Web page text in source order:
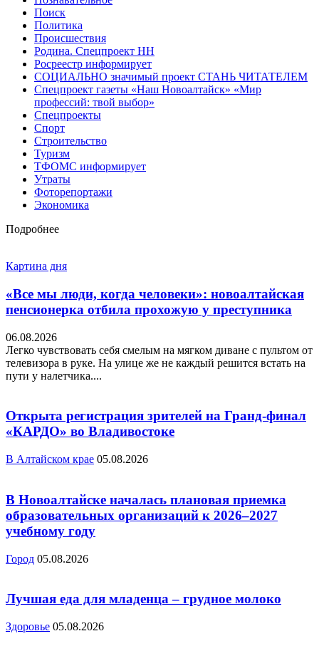
Поиск
Политика
Происшествия
Родина. Спецпроект НН
Росреестр информирует
СОЦИАЛЬНО значимый проект СТАНЬ ЧИТАТЕЛЕМ
Спецпроект газеты «Наш Новоалтайск» «Мир
профессий: твой выбор»
Спецпроекты
Спорт
Строительство
Туризм
ТФОМС информирует
Утраты
Фоторепортажи
Экономика
Подробнее
Картина дня
«Все мы люди, когда человеки»: новоалтайская
пенсионерка отбила прохожую у преступника
06.08.2026
Легко чувствовать себя смелым на мягком диване с пультом от
телевизора в руке. На улице же не каждый решится встать на
пути у налетчика....
Открыта регистрация зрителей на Гранд-финал
«КАРДО» во Владивостоке
В Алтайском крае 05.08.2026
В Новоалтайске началась плановая приемка
образовательных организаций к 2026–2027
учебному году
Город 05.08.2026
Лучшая еда для младенца – грудное молоко
Здоровье 05.08.2026